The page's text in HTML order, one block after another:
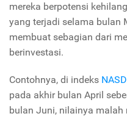
mereka berpotensi
yang terjadi selama bulan
membuat sebagian dari
berinvestasi.
Contohnya, di indeks
pada akhir bulan April
bulan Juni, nilainya malah